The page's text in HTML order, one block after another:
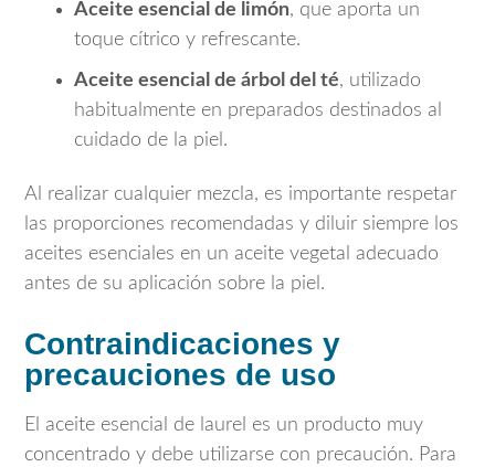
Aceite esencial de limón, que aporta un
toque cítrico y refrescante.
Aceite esencial de árbol del té, utilizado
habitualmente en preparados destinados al
cuidado de la piel.
Al realizar cualquier mezcla, es importante respetar
las proporciones recomendadas y diluir siempre los
aceites esenciales en un aceite vegetal adecuado
antes de su aplicación sobre la piel.
Contraindicaciones y
precauciones de uso
El aceite esencial de laurel es un producto muy
concentrado y debe utilizarse con precaución. Para